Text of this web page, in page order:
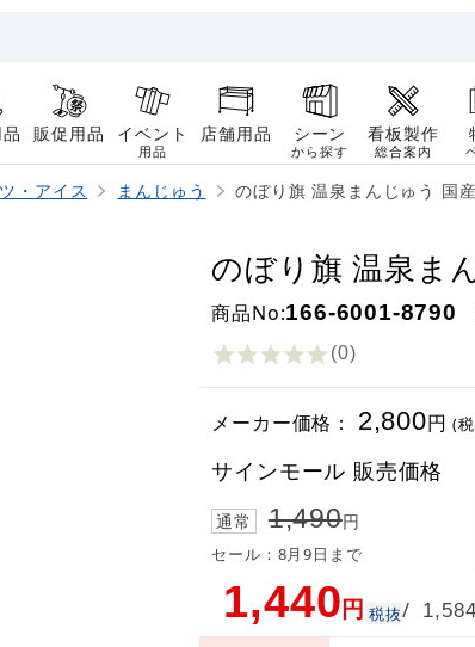
販促用品 イベント
用品
店舗用品 シーン
から探す
看板製作
総合案内
・アイス まんじゅう のぼり旗 温泉まんじゅう 国
のぼり旗 温泉ま
商品No:166-6001-8790
(0)
メーカー価格： 2,800円(
サインモール 販売価格
通常 1,490円
セール：8月9日まで
1,440円 税抜/